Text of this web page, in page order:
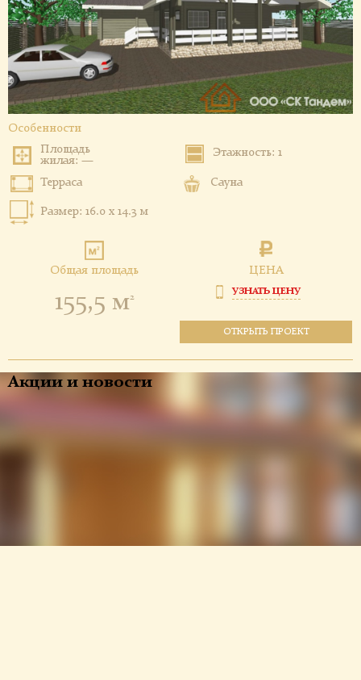
Особенности
Площадь
жилая: —
Этажность: 1
Терраса Сауна
Размер: 16.0 x 14.3 м
Общая площадь
155,5 м2
ЦЕНА
УЗНАТЬ ЦЕНУ
ОТКРЫТЬ ПРОЕКТ
Акции и новости